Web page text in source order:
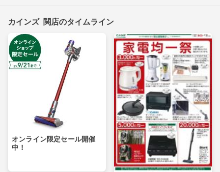
カインズ 関店のタイムライン
オンライン限定セール開催
中！